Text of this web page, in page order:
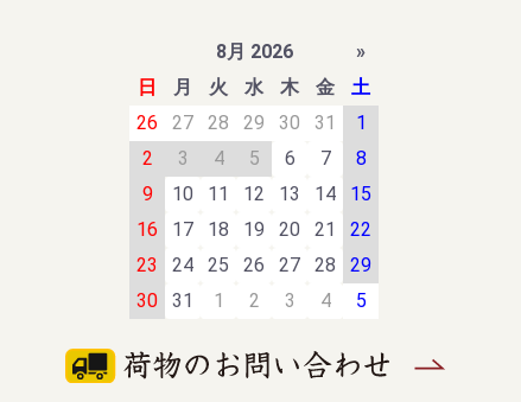
8月 2026
»
日
月 火 水 木 金
土
26
27 28 29 30 31
1
2
3 4 5 6 7
8
9
10 11 12 13 14
15
16
17 18 19 20 21
22
23
24 25 26 27 28
29
30
31 1 2 3 4 5